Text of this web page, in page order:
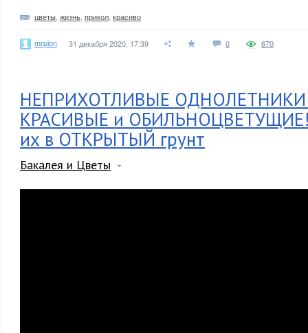
цветы жизнь прикол красиво
mrpion 31 декабря 2020, 17:39 0 670
НЕПРИХОТЛИВЫЕ
КРАСИВЫЕ и ОБИЛЬНОЦВЕТУЩИЕ!
их в ОТКРЫТЫЙ грунт
Бакалея и Цветы